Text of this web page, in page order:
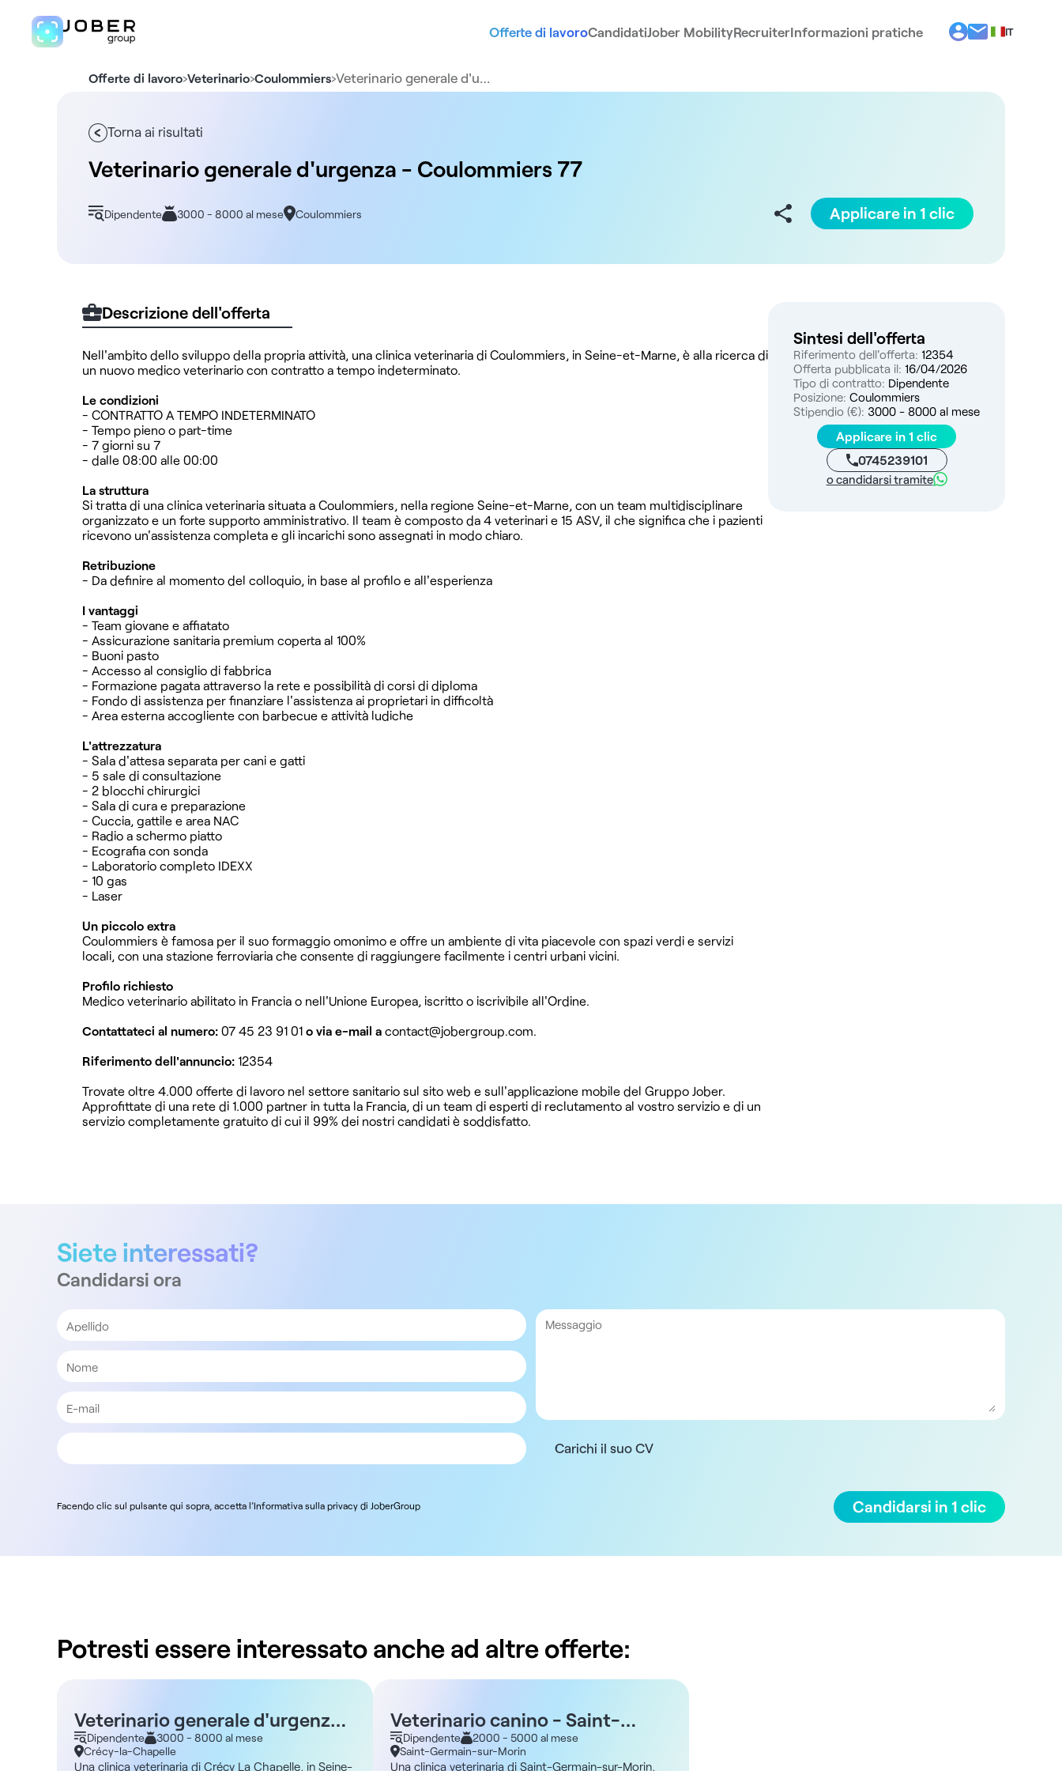
Offerte di lavoroCandidatiJober MobilityRecruiterInformazioni pratiche
IT
Offerte di lavoro›Veterinario›Coulommiers›Veterinario generale d'u…
Torna ai risultati
Veterinario generale d'urgenza - Coulommiers 77
Dipendente 3000 - 8000 al mese Coulommiers Applicare in 1 clic
Descrizione dell'offerta
Nell'ambito dello sviluppo della propria attività, una clinica veterinaria di Coulommiers, in Seine-et-Marne, è alla ricerca di
un nuovo medico veterinario con contratto a tempo indeterminato.
Le condizioni
- CONTRATTO A TEMPO INDETERMINATO
- Tempo pieno o part-time
- 7 giorni su 7
- dalle 08:00 alle 00:00
La struttura
Si tratta di una clinica veterinaria situata a Coulommiers, nella regione Seine-et-Marne, con un team multidisciplinare
organizzato e un forte supporto amministrativo. Il team è composto da 4 veterinari e 15 ASV, il che significa che i pazienti
ricevono un'assistenza completa e gli incarichi sono assegnati in modo chiaro.
Retribuzione
- Da definire al momento del colloquio, in base al profilo e all'esperienza
I vantaggi
- Team giovane e affiatato
- Assicurazione sanitaria premium coperta al 100%
- Buoni pasto
- Accesso al consiglio di fabbrica
- Formazione pagata attraverso la rete e possibilità di corsi di diploma
- Fondo di assistenza per finanziare l'assistenza ai proprietari in difficoltà
- Area esterna accogliente con barbecue e attività ludiche
L'attrezzatura
- Sala d'attesa separata per cani e gatti
- 5 sale di consultazione
- 2 blocchi chirurgici
- Sala di cura e preparazione
- Cuccia, gattile e area NAC
- Radio a schermo piatto
- Ecografia con sonda
- Laboratorio completo IDEXX
- 10 gas
- Laser
Un piccolo extra
Coulommiers è famosa per il suo formaggio omonimo e offre un ambiente di vita piacevole con spazi verdi e servizi
locali, con una stazione ferroviaria che consente di raggiungere facilmente i centri urbani vicini.
Profilo richiesto
Medico veterinario abilitato in Francia o nell'Unione Europea, iscritto o iscrivibile all'Ordine.
Contattateci al numero: 07 45 23 91 01 o via e-mail a contact@jobergroup.com.
Riferimento dell'annuncio: 12354
Trovate oltre 4.000 offerte di lavoro nel settore sanitario sul sito web e sull'applicazione mobile del Gruppo Jober.
Approfittate di una rete di 1.000 partner in tutta la Francia, di un team di esperti di reclutamento al vostro servizio e di un
servizio completamente gratuito di cui il 99% dei nostri candidati è soddisfatto.
Sintesi dell'offerta
Riferimento dell'offerta: 12354
Offerta pubblicata il: 16/04/2026
Tipo di contratto: Dipendente
Posizione: Coulommiers
Stipendio (€): 3000 - 8000 al mese
Applicare in 1 clic
0745239101
o candidarsi tramite
Siete interessati?
Candidarsi ora
Carichi il suo CV
Facendo clic sul pulsante qui sopra, accetta l’Informativa sulla privacy di JoberGroup Candidarsi in 1 clic
Potresti essere interessato anche ad altre offerte:
Veterinario generale d'urgenza -
Crécy La Chapelle 77
Dipendente
3000 - 8000 al mese
Crécy-la-Chapelle
Una clinica veterinaria di Crécy La Chapelle, in Seine-
Veterinario canino - Saint-
Germain-sur-Morin 77
Dipendente
2000 - 5000 al mese
Saint-Germain-sur-Morin
Una clinica veterinaria di Saint-Germain-sur-Morin,